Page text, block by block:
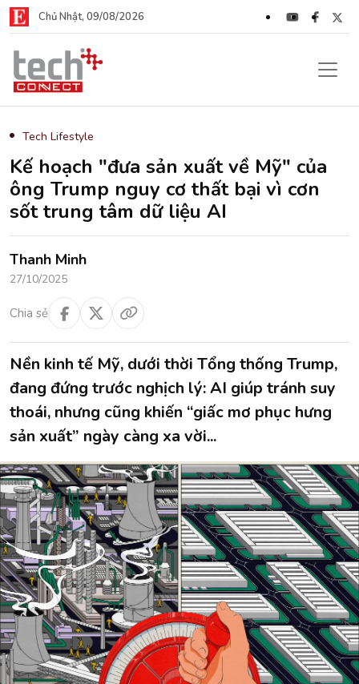
Chủ Nhật, 09/08/2026
Tech Lifestyle
Kế hoạch "đưa sản xuất về Mỹ" của
ông Trump nguy cơ thất bại vì cơn
sốt trung tâm dữ liệu AI
Thanh Minh
27/10/2025
Chia sẻ
Nền kinh tế Mỹ, dưới thời Tổng thống Trump,
đang đứng trước nghịch lý: AI giúp tránh suy
thoái, nhưng cũng khiến “giấc mơ phục hưng
sản xuất” ngày càng xa vời...